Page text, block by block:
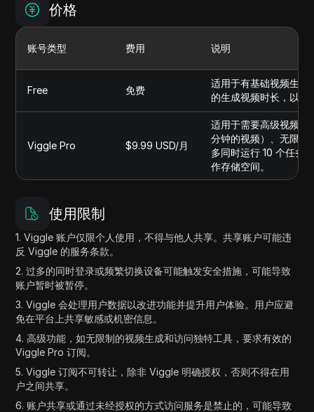
价格
账号类型 费用 说明
Free 免费
适用于有基础视频生成
的生成视频时长，以及
Viggle Pro $9.99 USD/月
适用于需要高级视频
分钟的视频）、无限制
多同时运行 10 个任务
作存储空间。
使用限制
1. Viggle 账户仅限个人使用，不得与他人共享。共享账户可能违
反 Viggle 的服务条款。
2. 过多的同时登录或频繁切换设备可能触发安全措施，可能导致
账户暂时被暂停。
3. Viggle 会处理用户数据以改进功能并提升用户体验。用户应避
免在平台上共享敏感或机密信息。
4. 高级功能，如无限制的视频生成和访问独特工具，要求有效的
Viggle Pro 订阅。
5. Viggle 订阅不可转让，除非 Viggle 明确授权，否则不得在用
户之间共享。
6. 账户共享或通过未经授权的方式访问服务是禁止的，可能导致